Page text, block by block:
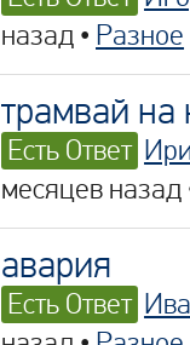
назад • Разное
трамвай на
Есть Ответ
месяцев назад
авария
Есть Ответ